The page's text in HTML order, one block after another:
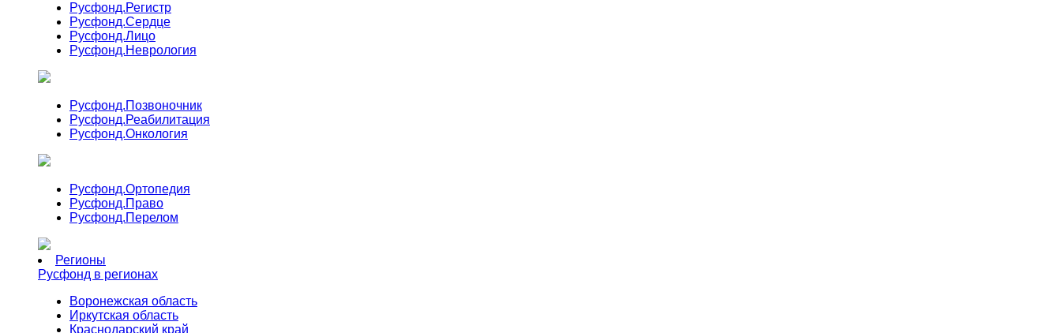
Русфонд.Регистр
Русфонд.Сердце
Русфонд.Лицо
Русфонд.Неврология
Русфонд.Позвоночник
Русфонд.Реабилитация
Русфонд.Онкология
Русфонд.Ортопедия
Русфонд.Право
Русфонд.Перелом
Регионы
Русфонд в регионах
Воронежская область
Иркутская область
Краснодарский край